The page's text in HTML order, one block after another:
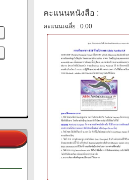
คะแนนหนังสือ :
คะแนนเฉลี่ย : 0.00